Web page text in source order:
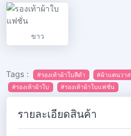
ขาว
Tags : #รองเท้าผ้าใบสีดำ #ผ้าแคนวาส
#รองเท้าผ้าใบ
#รองเท้าผ้าใบแฟชั่น
รายละเอียดสินค้า